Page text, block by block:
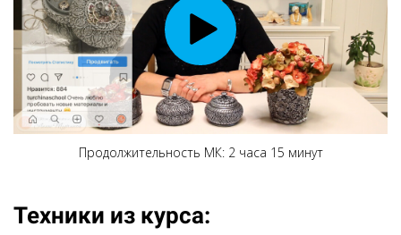
Продолжительность МК: 2 часа 15 минут
Техники из курса: